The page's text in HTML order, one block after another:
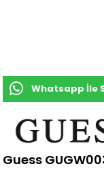
Whatsapp İle
Guess